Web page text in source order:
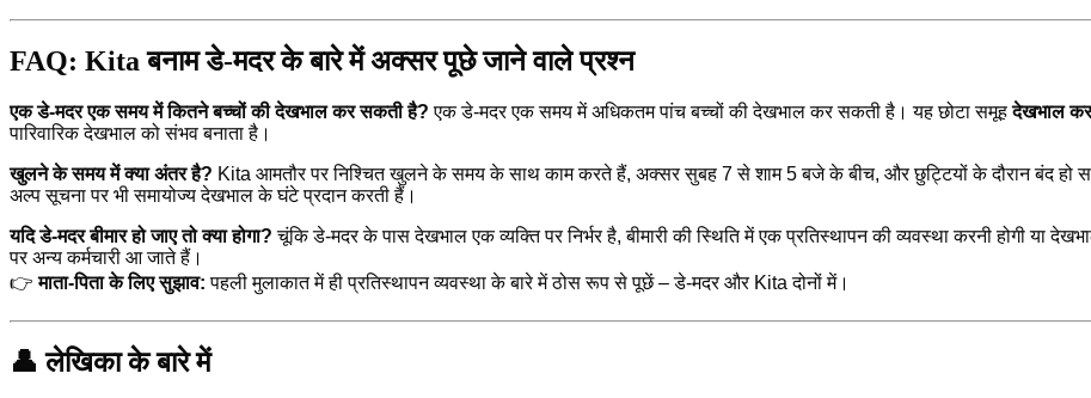
FAQ: Kita बनाम डे-मदर के बारे में अक्सर पूछे जाने वाले प्रश्न
एक डे-मदर एक समय में कितने बच्चों की देखभाल कर सकती है? एक डे-मदर एक समय में अधिकतम पांच बच्चों की देखभाल कर सकती है। यह छोटा समूहदेखभाल
पारिवारिक देखभाल को संभव बनाता है।
खुलने के समय में क्या अंतर है? Kita आमतौर पर निश्चित खुलने के समय के साथ काम करते हैं, अक्सर सुबह 7 से शाम 5 बजे के बीच, और छुट्टियों के दौरान बंद हो
अल्प सूचना पर भी समायोज्य देखभाल के घंटे प्रदान करती हैं।
यदि डे-मदर बीमार हो जाए तो क्या होगा? चूंकि डे-मदर के पास देखभाल एक व्यक्ति पर निर्भर है, बीमारी की स्थिति में एक प्रतिस्थापन की व्यवस्था करनी होगी या
पर अन्य कर्मचारी आ जाते हैं।
👉माता-पिता के लिए सुझाव: पहली मुलाकात में ही प्रतिस्थापन व्यवस्था के बारे में ठोस रूप से पूछें – डे-मदर और Kita दोनों में।
👤 लेखिका के बारे में